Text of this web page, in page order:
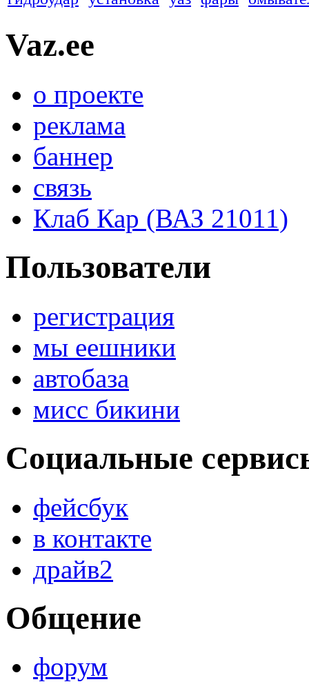
Vaz.ee
о проекте
реклама
баннер
связь
Клаб Кар (ВАЗ 21011)
Пользователи
регистрация
мы еешники
автобаза
мисс бикини
Социальные
фейсбук
в контакте
драйв2
Общение
форум